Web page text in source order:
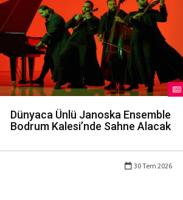
Dünyaca Ünlü Janoska Ensemble
Bodrum Kalesi’nde Sahne Alacak
30 Tem 2026